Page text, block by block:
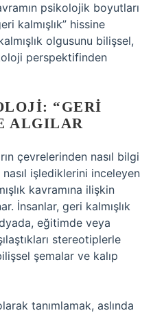
psikolojik boyutları
kalmışlık” hissine
olgusunu bilişsel,
perspektifinden
“GERI
ALGILAR
çevrelerinden nasıl bilgi
nasıl işlediklerini inceleyen
kavramına ilişkin
İnsanlar, geri kalmışlık
eğitimde veya
stereotiplerle
şemalar ve kalıp
tanımlamak, aslında